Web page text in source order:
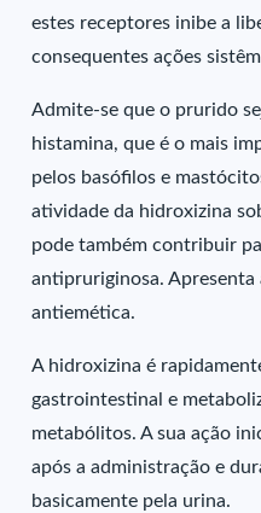
estes receptores inibe a
consequentes ações
Admite-se que o prurido
histamina, que é o mais
pelos basófilos e
atividade da hidroxizina
pode também contribuir
antipruriginosa.
antiemética.
A hidroxizina é
gastrointestinal e
metabólitos. A sua ação
após a administração e
basicamente pela urina.